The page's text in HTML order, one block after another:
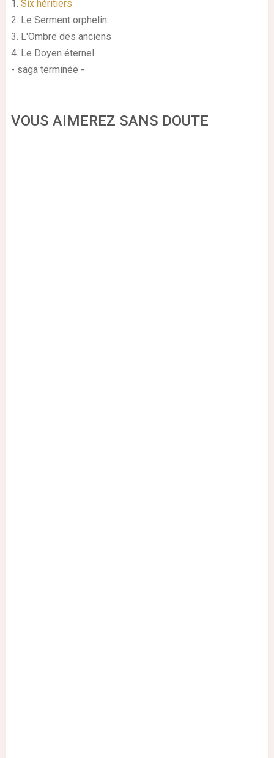
1. Six héritiers
2. Le Serment orphelin
3. L'Ombre des anciens
4. Le Doyen éternel
- saga terminée -
VOUS AIMEREZ SANS DOUTE